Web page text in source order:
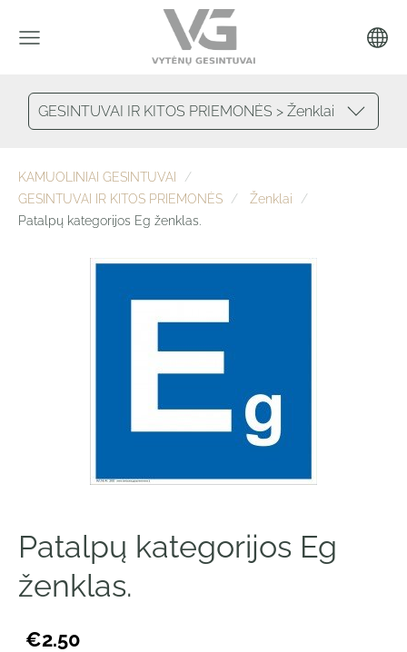
GESINTUVAI IR KITOS PRIEMONĖS > Ženklai
KAMUOLINIAI GESINTUVAI
GESINTUVAI IR KITOS PRIEMONĖS
Ženklai
Patalpų kategorijos Eg ženklas.
Patalpų kategorijos Eg
ženklas.
€2.50